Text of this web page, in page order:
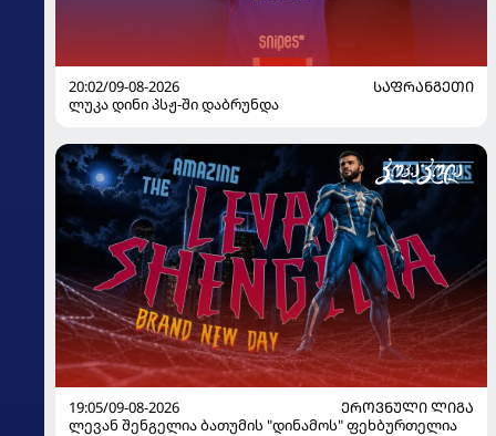
20:02/09-08-2026
ᲡᲐᲤᲠᲐᲜᲒᲔᲗᲘ
ლუკა დინი პსჟ-ში დაბრუნდა
19:05/09-08-2026
ᲔᲠᲝᲕᲜᲣᲚᲘ ᲚᲘᲒᲐ
ლევან შენგელია ბათუმის "დინამოს" ფეხბურთელია